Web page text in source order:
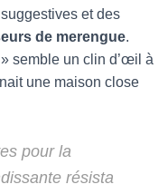
et des
de merengue.
semble un clin d’œil à
une maison close
pour la
résista